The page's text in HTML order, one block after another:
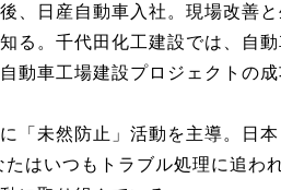
、日産自動車入社。現場改善
る。千代田化工建設では、自
動車工場建設プロジェクトの
「未然防止」活動を主導。日
はいつもトラブル処理に追わ